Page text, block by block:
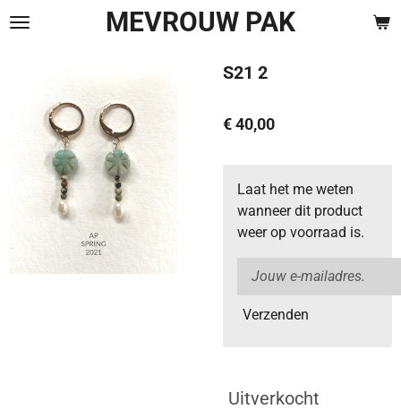
Ga
hoofdinhoud
MEVROUW PAK
S21 2
€ 40,00
Laat het me weten
wanneer dit product
weer op voorraad is.
Verzenden
Uitverkocht